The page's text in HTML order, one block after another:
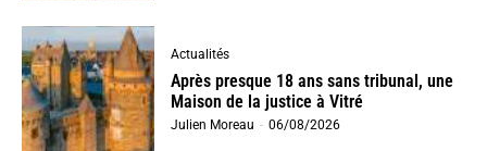
Actualités
Après presque 18 ans sans tribunal, une
Maison de la justice à Vitré
Julien Moreau - 06/08/2026